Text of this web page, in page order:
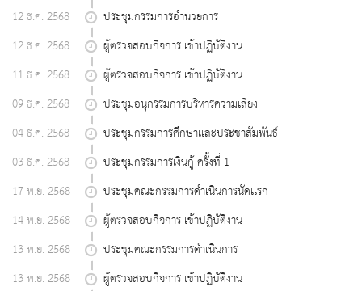
12 ธ.ค. 2568
ประชุมกรรมการอำนวยการ
12 ธ.ค. 2568
ผู้ตรวจสอบกิจการ เข้าปฏิบัติงาน
11 ธ.ค. 2568
ผู้ตรวจสอบกิจการ เข้าปฏิบัติงาน
09 ธ.ค. 2568
ประชุมอนุกรรมการบริหารความเสี่ยง
04 ธ.ค. 2568
ประชุมกรรมการศึกษาเเละประชาสัมพันธ์
03 ธ.ค. 2568
ประชุมกรรมการเงินกู้ ครั้งที่ 1
17 พ.ย. 2568
ประชุมคณะกรรมการดำเนินการนัดเเรก
14 พ.ย. 2568
ผู้ตรวจสอบกิจการ เข้าปฏิบัติงาน
13 พ.ย. 2568
ประชุมคณะกรรมการดำเนินการ
13 พ.ย. 2568
ผู้ตรวจสอบกิจการ เข้าปฏิบัติงาน